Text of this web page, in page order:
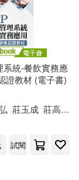
系統-餐飲實務應
證教材 (電子書)
莊玉成 莊高閔
試閱